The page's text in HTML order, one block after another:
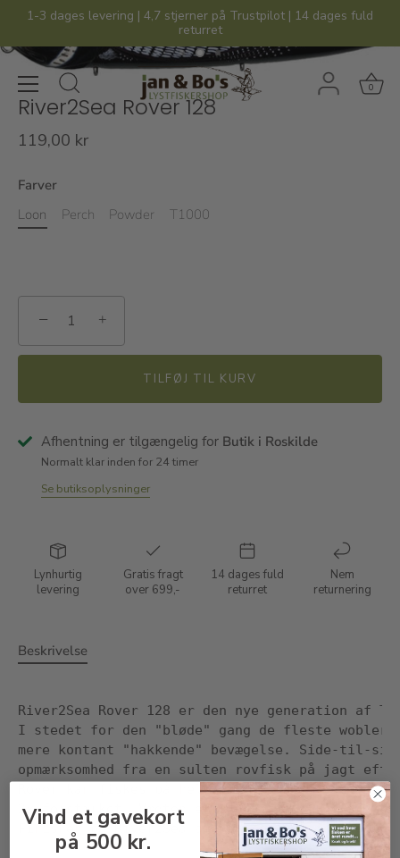
indhold
1-3 dages levering | 4,7 stjerner på Trustpilot | 14 dages fuld
returret
0
River2Sea Rover 128
119,00 kr
Farver
Loon
Perch Powder T1000
− +
TILFØJ TIL KURV
Afhentning er tilgængelig for Butik i Roskilde
Normalt klar inden for 24 timer
Se butiksoplysninger
Lynhurtig
levering
Gratis fragt
over 699,-
14 dages fuld
returret
Nem
returnering
Beskrivelse
River2Sea Rover 128 er den nye generation af
I stedet for den "bløde" gang de fleste
mere kontant "hakkende" bevægelse. Side-
opmærksomhed fra en sulten rovfisk på jagt
Rover kan fiskes på helt lavt vand, og er
2x forstærket. Vægten er 21gr, længden er
Finishen på River2Sea agn er som vanligt helt
Vind et gavekort
på 500 kr.